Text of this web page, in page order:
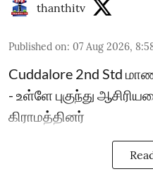
thanthitv
Published on: 07 Aug 2026,
Cuddalore 2nd Std
- உள்ளே புகுந்து
கிராமத்தினர்